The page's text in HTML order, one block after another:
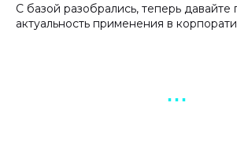
С базой разобрались, теперь давайте
актуальность применения в
▪︎ ▪︎ ▪︎